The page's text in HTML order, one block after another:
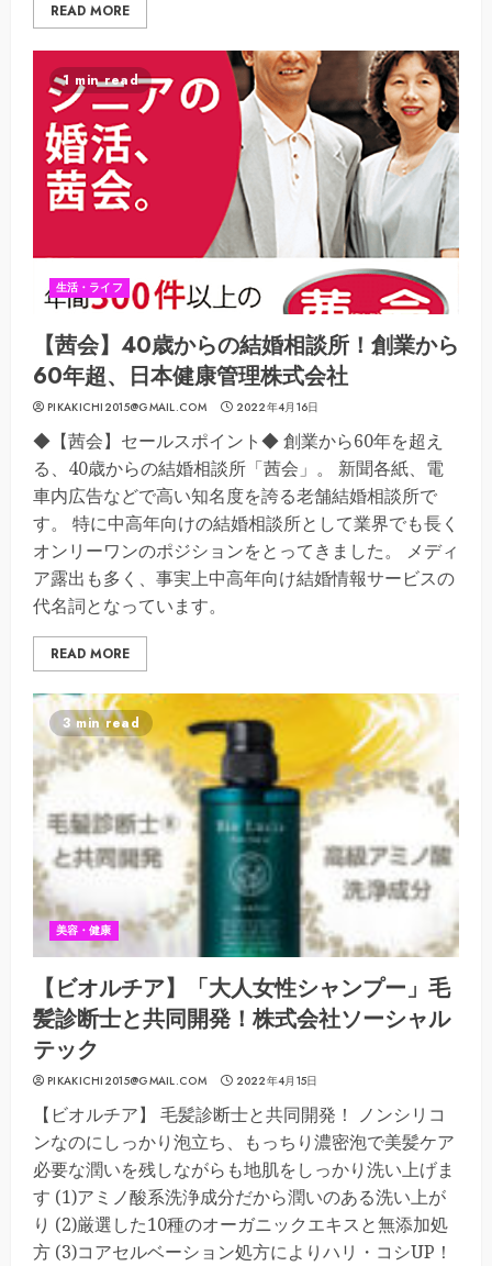
READ MORE
1 min read
生活・ライフ
【茜会】40歳からの結婚相談所！創業から
60年超、日本健康管理株式会社
PIKAKICHI2015@GMAIL.COM 2022年4月16日
◆【茜会】セールスポイント◆ 創業から60年を超え
る、40歳からの結婚相談所「茜会」。 新聞各紙、電
車内広告などで高い知名度を誇る老舗結婚相談所で
す。 特に中高年向けの結婚相談所として業界でも長く
オンリーワンのポジションをとってきました。 メディ
ア露出も多く、事実上中高年向け結婚情報サービスの
代名詞となっています。
READ MORE
3 min read
美容・健康
【ビオルチア】「大人女性シャンプー」毛
髪診断士と共同開発！株式会社ソーシャル
テック
PIKAKICHI2015@GMAIL.COM 2022年4月15日
【ビオルチア】 毛髪診断士と共同開発！ ノンシリコ
ンなのにしっかり泡立ち、もっちり濃密泡で美髪ケア
必要な潤いを残しながらも地肌をしっかり洗い上げま
す (1)アミノ酸系洗浄成分だから潤いのある洗い上が
り (2)厳選した10種のオーガニックエキスと無添加処
方 (3)コアセルベーション処方によりハリ・コシUP！